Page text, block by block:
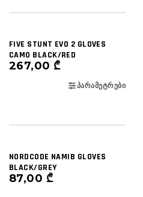
FIVE STUNT EVO 2 GLOVES
CAMO BLACK/RED
267,00 ₾
ᲞᲐᲠᲐᲛᲔᲢᲠᲔᲑᲘ
NORDCODE NAMIB GLOVES
BLACK/GREY
87,00 ₾